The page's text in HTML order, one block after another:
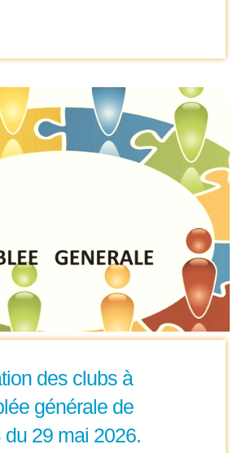
des clubs à
générale de
du 29 mai 2026.